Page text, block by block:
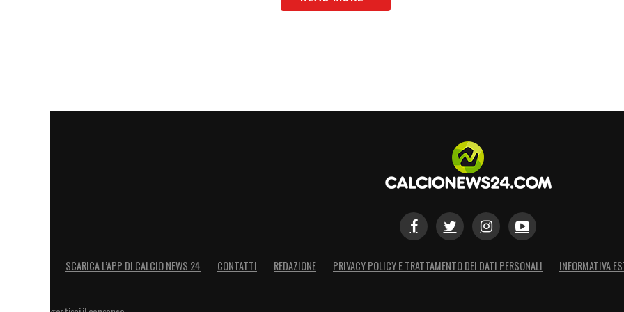
SCARICA L’APP DI CALCIO NEWS 24 CONTATTI REDAZIONE PRIVACY POLICY E TRATTAMENTO DEI DATI PERSONALI INFORMATIVA